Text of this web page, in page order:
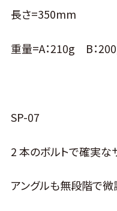
長さ=350mm
重量=A：210g B：
SP-07
2 本のボルトで確実
アングルも無段階で微